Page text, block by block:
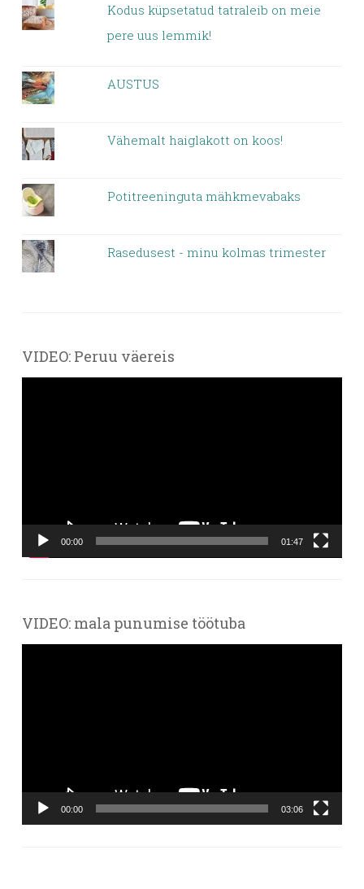
Kodus küpsetatud tatraleib on meie
pere uus lemmik!
AUSTUS
Vähemalt haiglakott on koos!
Potitreeninguta mähkmevabaks
Rasedusest - minu kolmas trimester
VIDEO: Peruu väereis
00:00 01:47
VIDEO: mala punumise töötuba
00:00 03:06